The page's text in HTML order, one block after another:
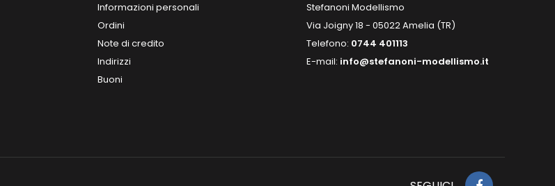
Informazioni personali
Ordini
Note di credito
Indirizzi
Buoni
Stefanoni Modellismo
Via Joigny 18 - 05022 Amelia (TR)
Telefono: 0744 401113
E-mail: info@stefanoni-modellismo.it